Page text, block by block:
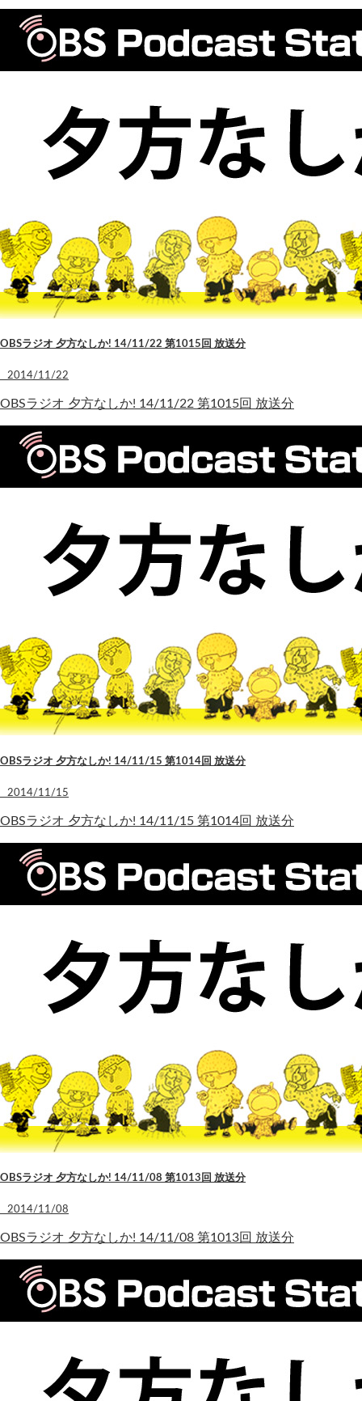
OBSラジオ 夕方なしか! 14/11/22 第1015回 放送分
2014/11/22
OBSラジオ 夕方なしか! 14/11/22 第1015回 放送分
OBSラジオ 夕方なしか! 14/11/15 第1014回 放送分
2014/11/15
OBSラジオ 夕方なしか! 14/11/15 第1014回 放送分
OBSラジオ 夕方なしか! 14/11/08 第1013回 放送分
2014/11/08
OBSラジオ 夕方なしか! 14/11/08 第1013回 放送分